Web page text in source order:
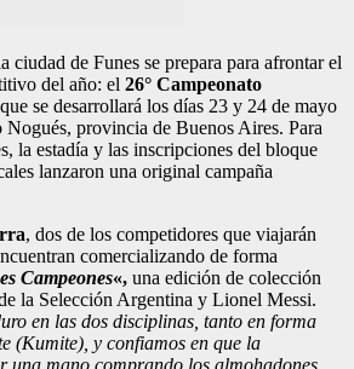
ciudad de Funes se prepara para afrontar el
del año: el 26° Campeonato
se desarrollará los días 23 y 24 de mayo
provincia de Buenos Aires. Para
la estadía y las inscripciones del bloque
lanzaron una original campaña
, dos de los competidores que viajarán
comercializando de forma
Campeones«, una edición de colección
la Selección Argentina y Lionel Messi.
en las dos disciplinas, tanto en forma
(Kumite), y confiamos en que la
una mano comprando los almohadones